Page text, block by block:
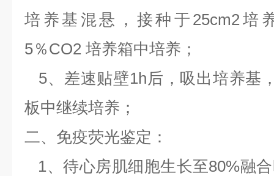
培养基混悬，接种于25cm2
5％CO2 培养箱中培养；
5、差速贴壁1h后，吸出培养基
板中继续培养；
二、免疫荧光鉴定：
1、待心房肌细胞生长至80%融